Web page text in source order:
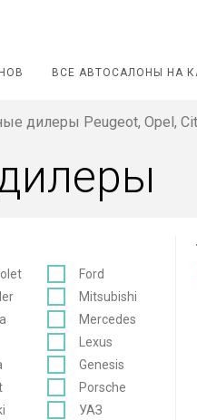
ВСЕ АВТОСАЛОНЫ НА
дилеры Peugeot, Opel,
Ford
Mitsubishi
Mercedes
Lexus
Genesis
Porsche
УАЗ